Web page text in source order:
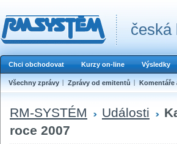
česká
Chci obchodovat Kurzy on-line Výsledky
Všechny zprávy Zprávy od emitentů Komentáře
RM-SYSTÉM Události
roce 2007